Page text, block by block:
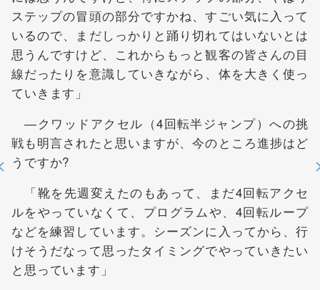
ステップの冒頭の部分ですかね、すごい気に入って
いるので、まだしっかりと踊り切れてはいないとは
思うんですけど、これからもっと観客の皆さんの目
線だったりを意識していきながら、体を大きく使っ
ていきます」
―クワッドアクセル（4回転半ジャンプ）への挑
戦も明言されたと思いますが、今のところ進捗はど
うですか?
「靴を先週変えたのもあって、まだ4回転アクセ
ルをやっていなくて、プログラムや、4回転ループ
などを練習しています。シーズンに入ってから、行
けそうだなって思ったタイミングでやっていきたい
と思っています」